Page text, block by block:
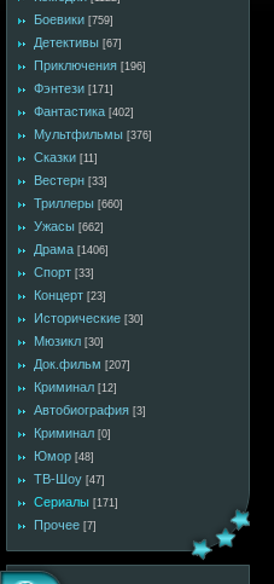
Боевики [759]
Детективы [67]
Приключения [196]
Фэнтези [171]
Фантастика [402]
Мультфильмы [376]
Сказки [11]
Вестерн [33]
Триллеры [660]
Ужасы [662]
Драма [1406]
Спорт [33]
Концерт [23]
Исторические [30]
Мюзикл [30]
Док.фильм [207]
Криминал [12]
Автобиография [3]
Криминал [0]
Юмор [48]
ТВ-Шоу [47]
Сериалы [171]
Прочее [7]